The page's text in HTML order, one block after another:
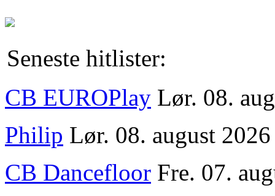
Seneste hitlister:
CB EUROPlay Lør. 08.
Philip Lør. 08. august
CB Dancefloor Fre. 07.